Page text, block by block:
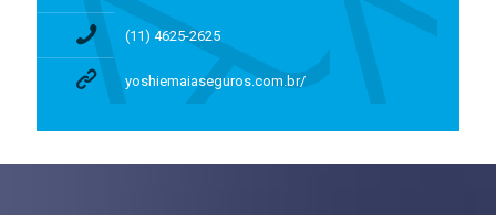
(11) 4625-2625
yoshiemaiaseguros.com.br/